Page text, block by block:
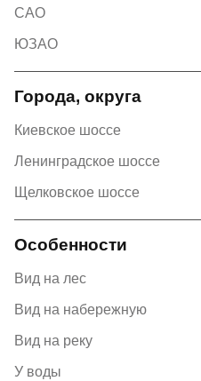
САО
ЮЗАО
Города, округа
Киевское шоссе
Ленинградское шоссе
Щелковское шоссе
Особенности
Вид на лес
Вид на набережную
Вид на реку
У воды